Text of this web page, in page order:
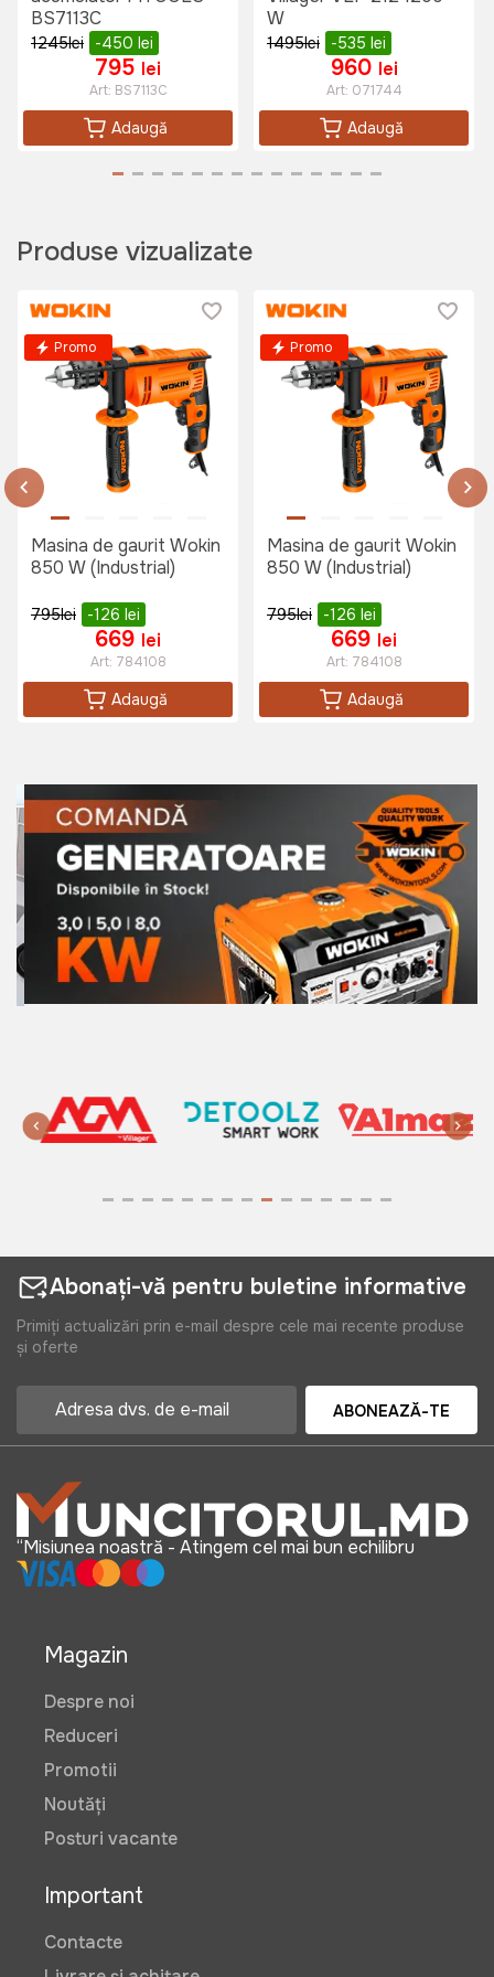
20 lei
13 lei
BS7113C
1245lei -450 lei
795 lei
Art: BS7113C
Adaugă
W
1495lei -535 lei
960 lei
Art: 071744
Adaugă
Produse vizualizate
Promo
Masina de gaurit Wokin
850 W (Industrial)
795lei -126 lei
669 lei
Art: 784108
Adaugă
Promo
Masina de gaurit Wokin
850 W (Industrial)
795lei -126 lei
669 lei
Art: 784108
Adaugă
Abonați-vă pentru buletine informative
Primiți actualizări prin e-mail despre cele mai recente produse
și oferte
ABONEAZĂ-TE
“Misiunea noastră - Atingem cel mai bun echilibru
Magazin
Despre noi
Reduceri
Promotii
Noutăți
Posturi vacante
Important
Contacte